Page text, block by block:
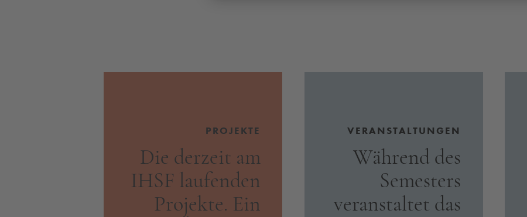
PROJEKTE
Die derzeit am
IHSF laufenden
Projekte. Ein
VERANSTALTUNGEN
Während des
Semesters
veranstaltet das